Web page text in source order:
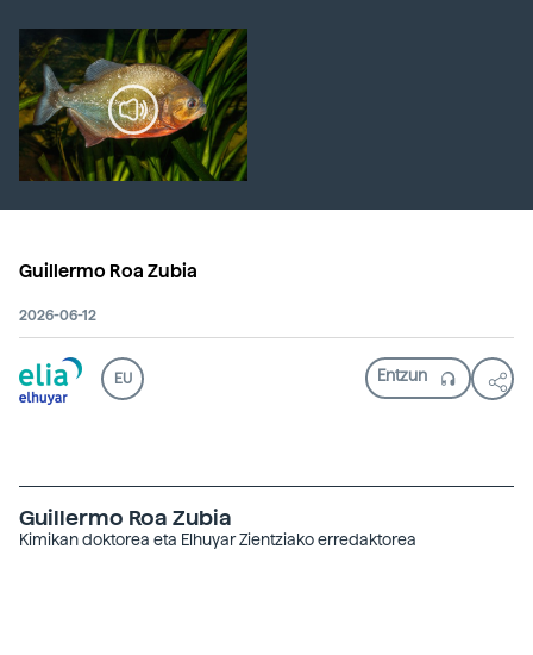
Guillermo Roa Zubia
2026-06-12
EU
Guillermo Roa Zubia
Kimikan doktorea eta Elhuyar Zientziako erredaktorea